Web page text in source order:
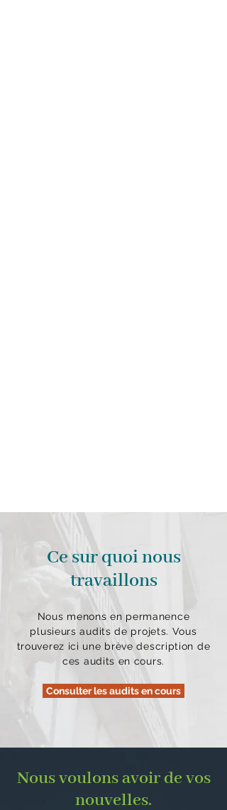
Ce sur quoi nous
travaillons
Nous menons en permanence
plusieurs audits de projets. Vous
trouverez ici une brève description de
ces audits en cours.
Consulter les audits en cours
Nous voulons avoir de vos
nouvelles.